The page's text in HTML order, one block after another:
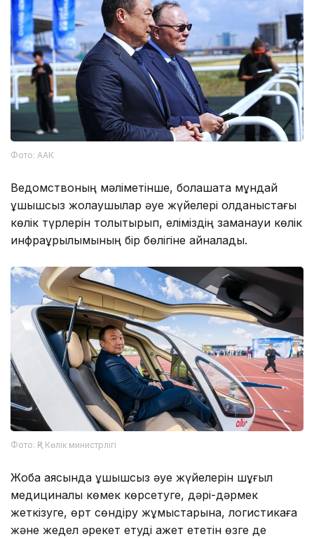
Фото: ААК
Ведомствоның мәліметінше, болашақта мұндай
ұшқышсыз жолаушылар әуе жүйелері қолданыстағы
көлік түрлерін толықтырып, еліміздің заманауи көлік
инфрақұрылымының бір бөлігіне айналады.
Фото: ҚР Көлік министрлігі
Жоба аясында ұшқышсыз әуе жүйелерін шұғыл
медициналық көмек көрсетуге, дәрі-дәрмек
жеткізуге, өрт сөндіру жұмыстарына, логистикаға
және жедел әрекет етуді қажет ететін өзге де